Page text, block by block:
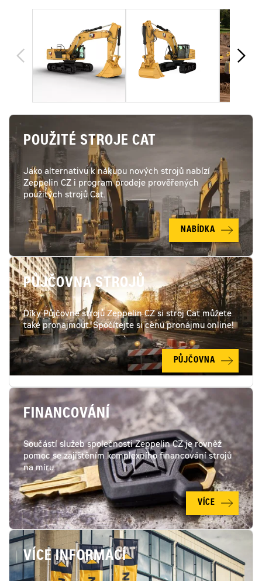
POUŽITÉ STROJE CAT
Jako alternativu k nákupu nových strojů nabízí
Zeppelin CZ i program prodeje prověřených
použitých strojů Cat.
NABÍDKA
PŮJČOVNA STROJŮ
Díky Půjčovně strojů Zeppelin CZ si stroj Cat můžete
také pronajmout. Spočítejte si cenu pronájmu online!
PŮJČOVNA
FINANCOVÁNÍ
Součástí služeb společnosti Zeppelin CZ je rovněž
pomoc se zajištěním komplexního financování strojů
na míru.
VÍCE
VÍCE INFORMACÍ